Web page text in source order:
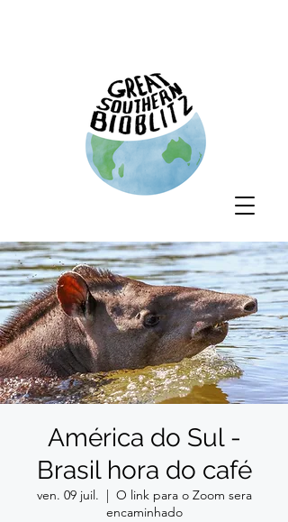
América do Sul -
Brasil hora do café
ven. 09 juil.
  |
O link para o Zoom sera
encaminhado